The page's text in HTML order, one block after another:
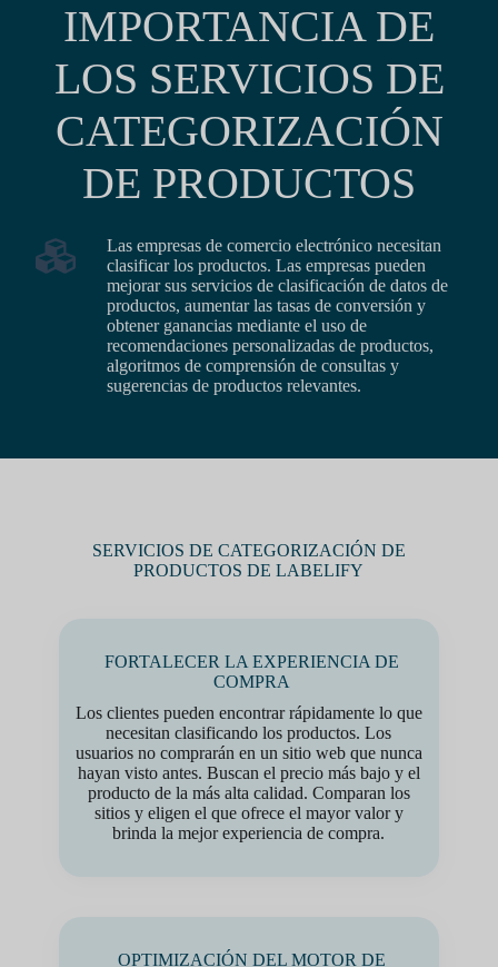
IMPORTANCIA DE
LOS SERVICIOS DE
CATEGORIZACIÓN
DE PRODUCTOS
Las empresas de comercio electrónico necesitan
clasificar los productos. Las empresas pueden
mejorar sus servicios de clasificación de datos de
productos, aumentar las tasas de conversión y
obtener ganancias mediante el uso de
recomendaciones personalizadas de productos,
algoritmos de comprensión de consultas y
sugerencias de productos relevantes.
SERVICIOS DE CATEGORIZACIÓN DE
PRODUCTOS DE LABELIFY
FORTALECER LA EXPERIENCIA DE
COMPRA
Los clientes pueden encontrar rápidamente lo que
necesitan clasificando los productos. Los
usuarios no comprarán en un sitio web que nunca
hayan visto antes. Buscan el precio más bajo y el
producto de la más alta calidad. Comparan los
sitios y eligen el que ofrece el mayor valor y
brinda la mejor experiencia de compra.
OPTIMIZACIÓN DEL MOTOR DE